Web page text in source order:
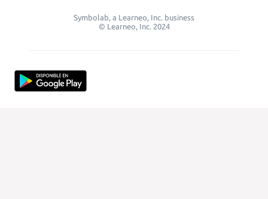
Symbolab, a Learneo, Inc. business
© Learneo, Inc. 2024